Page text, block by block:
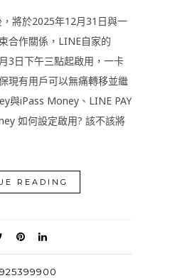
將於2025年12月31日與一
合作關係，LINE自家的
3日下午三點起啟用，一卡
現有用戶可以無痛轉移並繼
與iPass Money、LINE PAY
如何設定啟用? 該不該將
READING